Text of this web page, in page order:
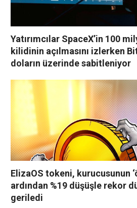
Yatırımcılar SpaceX’in 100
kilidinin açılmasını izlerken
doların üzerinde sabitleniyor
ElizaOS tokeni, kurucusunun
ardından %19 düşüşle rekor
geriledi